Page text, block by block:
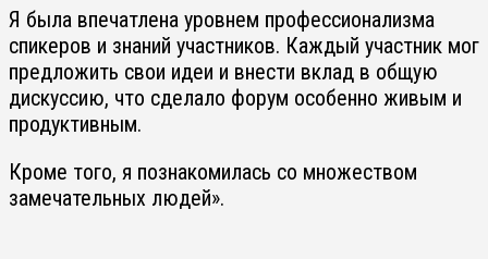
Я была впечатлена уровнем профессионализма
спикеров и знаний участников. Каждый участник мог
предложить свои идеи и внести вклад в общую
дискуссию, что сделало форум особенно живым и
продуктивным.
Кроме того, я познакомилась со множеством
замечательных людей».